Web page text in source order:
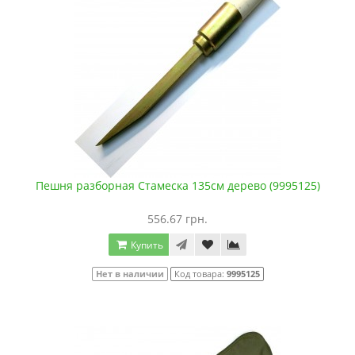
Пешня разборная Стамеска 135см дерево (9995125)
556.67 грн.
Купить
Нет в наличии Код товара: 9995125